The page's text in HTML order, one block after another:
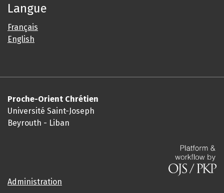
Langue
Français
English
Proche-Orient Chrétien
Université Saint-Joseph
Beyrouth - Liban
Administration